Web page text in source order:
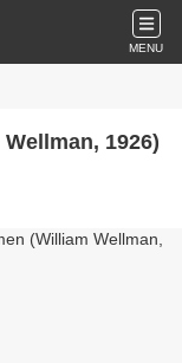
MENU
1926)